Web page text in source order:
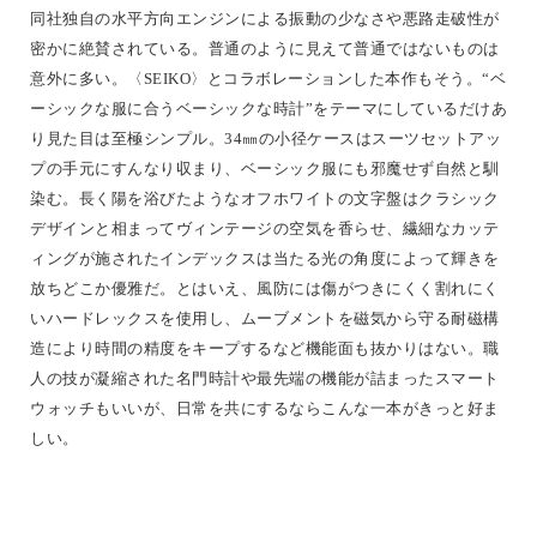
同社独自の水平方向エンジンによる振動の少なさや悪路走破性が
密かに絶賛されている。普通のように見えて普通ではないものは
意外に多い。〈SEIKO〉とコラボレーションした本作もそう。“ベ
ーシックな服に合うベーシックな時計”をテーマにしているだけあ
り見た目は至極シンプル。34㎜の小径ケースはスーツセットアッ
プの手元にすんなり収まり、ベーシック服にも邪魔せず自然と馴
染む。長く陽を浴びたようなオフホワイトの文字盤はクラシック
デザインと相まってヴィンテージの空気を香らせ、繊細なカッテ
ィングが施されたインデックスは当たる光の角度によって輝きを
放ちどこか優雅だ。とはいえ、風防には傷がつきにくく割れにく
いハードレックスを使用し、ムーブメントを磁気から守る耐磁構
造により時間の精度をキープするなど機能面も抜かりはない。職
人の技が凝縮された名門時計や最先端の機能が詰まったスマート
ウォッチもいいが、日常を共にするならこんな一本がきっと好ま
しい。